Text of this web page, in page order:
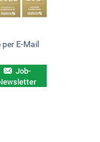
E-Mail
Job-